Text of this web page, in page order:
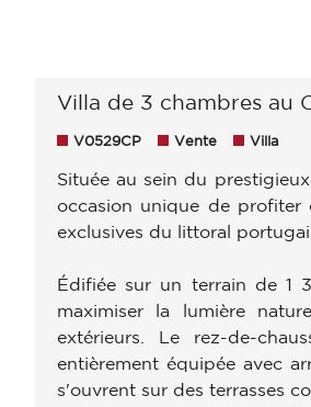
Villa de 3 chambres au
V0529CP Vente Villa
Située au sein du
occasion unique de
exclusives du littoral
Édifiée sur un terrain de 1
maximiser la lumière
extérieurs. Le rez-de-
entièrement équipée avec
s'ouvrent sur des terrasses